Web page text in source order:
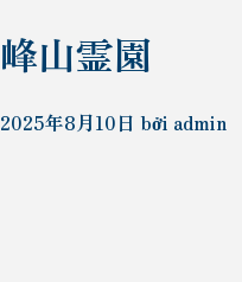
峰山霊園
2025年8月10日 bởi admin